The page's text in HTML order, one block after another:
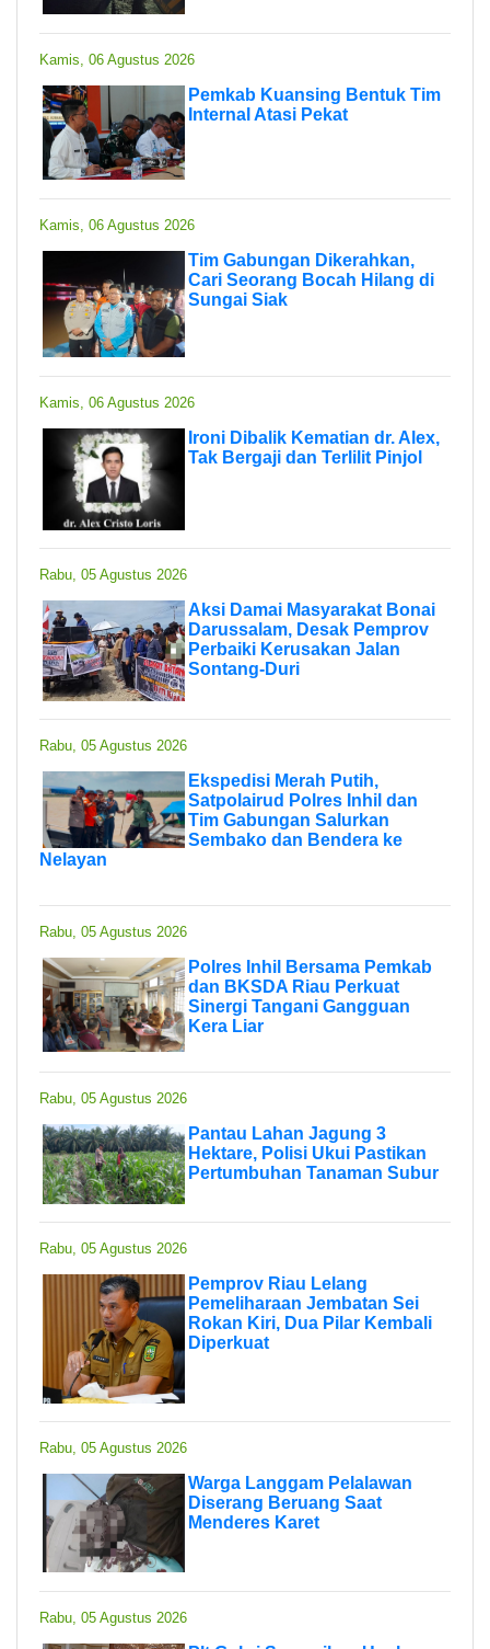
Kamis, 06 Agustus 2026
Pemkab Kuansing Bentuk Tim
Internal Atasi Pekat
Kamis, 06 Agustus 2026
Tim Gabungan Dikerahkan,
Cari Seorang Bocah Hilang di
Sungai Siak
Kamis, 06 Agustus 2026
Ironi Dibalik Kematian dr. Alex,
Tak Bergaji dan Terlilit Pinjol
Rabu, 05 Agustus 2026
Aksi Damai Masyarakat Bonai
Darussalam, Desak Pemprov
Perbaiki Kerusakan Jalan
Sontang-Duri
Rabu, 05 Agustus 2026
Ekspedisi Merah Putih,
Satpolairud Polres Inhil dan
Tim Gabungan Salurkan
Sembako dan Bendera ke
Nelayan
Rabu, 05 Agustus 2026
Polres Inhil Bersama Pemkab
dan BKSDA Riau Perkuat
Sinergi Tangani Gangguan
Kera Liar
Rabu, 05 Agustus 2026
Pantau Lahan Jagung 3
Hektare, Polisi Ukui Pastikan
Pertumbuhan Tanaman Subur
Rabu, 05 Agustus 2026
Pemprov Riau Lelang
Pemeliharaan Jembatan Sei
Rokan Kiri, Dua Pilar Kembali
Diperkuat
Rabu, 05 Agustus 2026
Warga Langgam Pelalawan
Diserang Beruang Saat
Menderes Karet
Rabu, 05 Agustus 2026